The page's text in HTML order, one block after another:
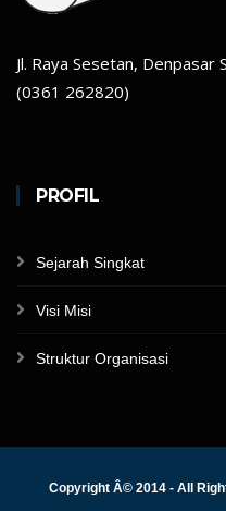
Jl. Raya Sesetan, Denpasar
(0361 262820)
PROFIL
Sejarah Singkat
Visi Misi
Struktur Organisasi
Copyright Â© 2014 - All